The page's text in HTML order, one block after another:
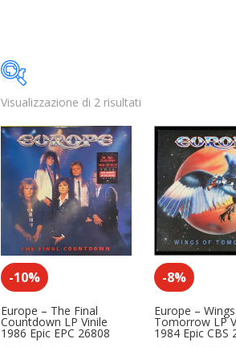
Product Anno
Visualizzazione di 2 risultati
-10%
Europe – The Final
Countdown LP Vinile
1986 Epic EPC 26808
-8%
Europe –
Tomorrow LP
1984 Epic CBS